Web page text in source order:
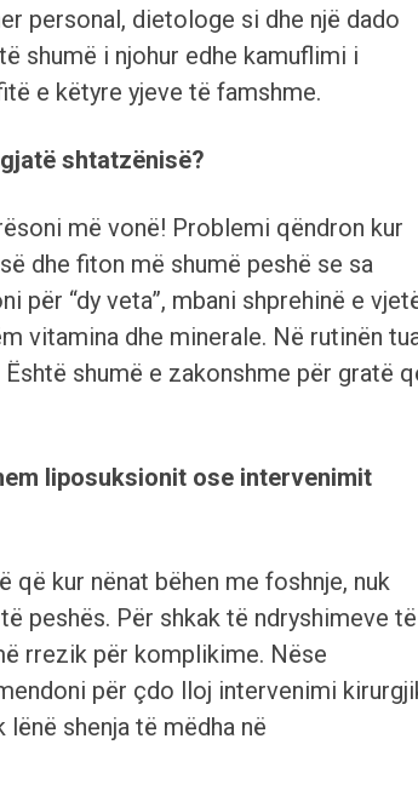
personal, dietologe si dhe një dado
shumë i njohur edhe kamuflimi i
e këtyre yjeve të famshme.
shtatzënisë?
më vonë! Problemi qëndron kur
dhe fiton më shumë peshë se sa
për “dy veta”, mbani shprehinë e
vitamina dhe minerale. Në rutinën
shumë e zakonshme për gratë
liposuksionit ose intervenimit
kur nënat bëhen me foshnje, nuk
peshës. Për shkak të ndryshimeve të
rrezik për komplikime. Nëse
për çdo lloj intervenimi
shenja të mëdha në